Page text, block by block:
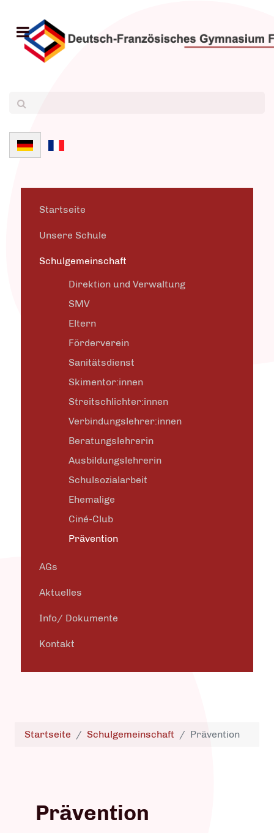
Sprache auswählen
Startseite
Unsere Schule
Schulgemeinschaft
Direktion und Verwaltung
SMV
Eltern
Förderverein
Sanitätsdienst
Skimentor:innen
Streitschlichter:innen
Verbindungslehrer:innen
Beratungslehrerin
Ausbildungslehrerin
Schulsozialarbeit
Ehemalige
Ciné-Club
Prävention
AGs
Aktuelles
Info/ Dokumente
Kontakt
Startseite Schulgemeinschaft Prävention
Prävention